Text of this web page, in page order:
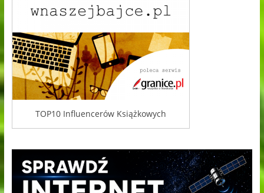
TOP10 Influencerów Książkowych